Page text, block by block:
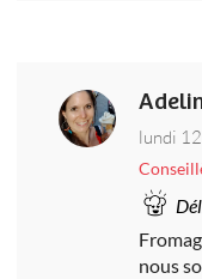
lundi
nous